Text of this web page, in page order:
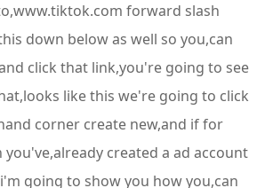
forward slash
down below as well so you,can
click that link,you're going to see
like this we're going to click
corner create new,and if for
created a ad account
going to show you how you,can